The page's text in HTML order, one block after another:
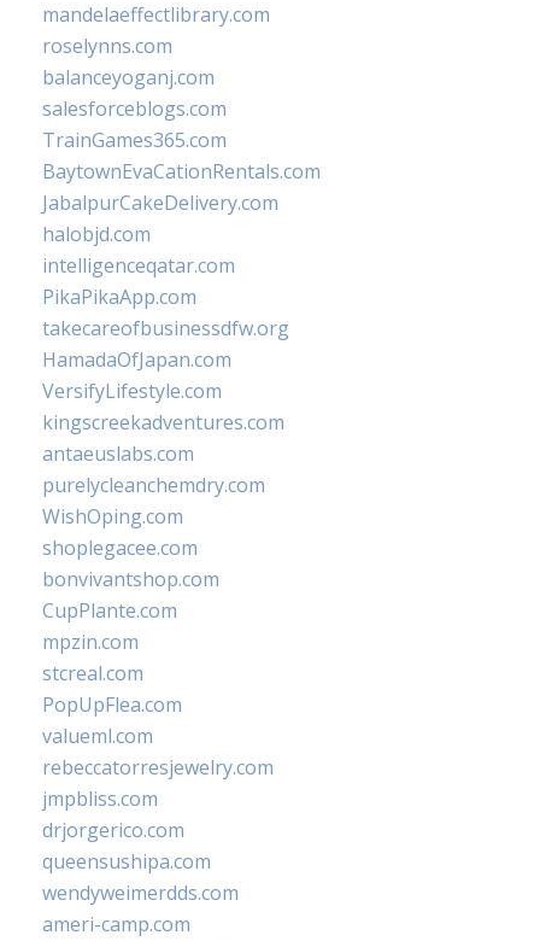
mandelaeffectlibrary.com
roselynns.com
balanceyoganj.com
salesforceblogs.com
TrainGames365.com
BaytownEvaCationRentals.com
JabalpurCakeDelivery.com
halobjd.com
intelligenceqatar.com
PikaPikaApp.com
takecareofbusinessdfw.org
HamadaOfJapan.com
VersifyLifestyle.com
kingscreekadventures.com
antaeuslabs.com
purelycleanchemdry.com
WishOping.com
shoplegacee.com
bonvivantshop.com
CupPlante.com
mpzin.com
stcreal.com
PopUpFlea.com
valueml.com
rebeccatorresjewelry.com
jmpbliss.com
drjorgerico.com
queensushipa.com
wendyweimerdds.com
ameri-camp.com